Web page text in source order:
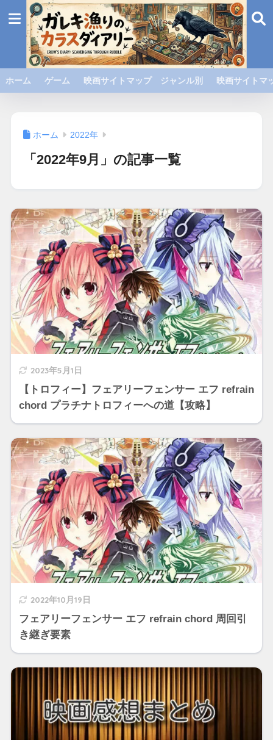
ホーム ゲーム 映画サイトマップ ジャンル別 映画サイト
ホーム 2022年
「2022年9月」の記事一覧
2023年5月1日
【トロフィー】フェアリーフェンサー エフ refrain
chord プラチナトロフィーへの道【攻略】
2022年10月19日
フェアリーフェンサー エフ refrain chord 周回引
き継ぎ要素